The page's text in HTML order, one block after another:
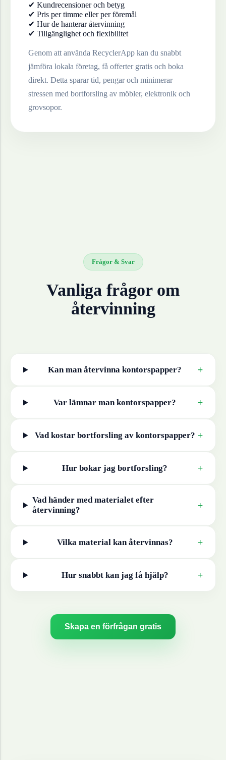
✔ Kundrecensioner och betyg
✔ Pris per timme eller per föremål
✔ Hur de hanterar återvinning
✔ Tillgänglighet och flexibilitet
Genom att använda RecyclerApp kan du snabbt
jämföra lokala företag, få offerter gratis och boka
direkt. Detta sparar tid, pengar och minimerar
stressen med bortforsling av möbler, elektronik och
grovsopor.
Frågor & Svar
Vanliga frågor om
återvinning
Kan man återvinna kontorspapper? +
Var lämnar man kontorspapper? +
Vad kostar bortforsling av kontorspapper? +
Hur bokar jag bortforsling? +
Vad händer med materialet efter
återvinning?
+
Vilka material kan återvinnas? +
Hur snabbt kan jag få hjälp? +
Skapa en förfrågan gratis